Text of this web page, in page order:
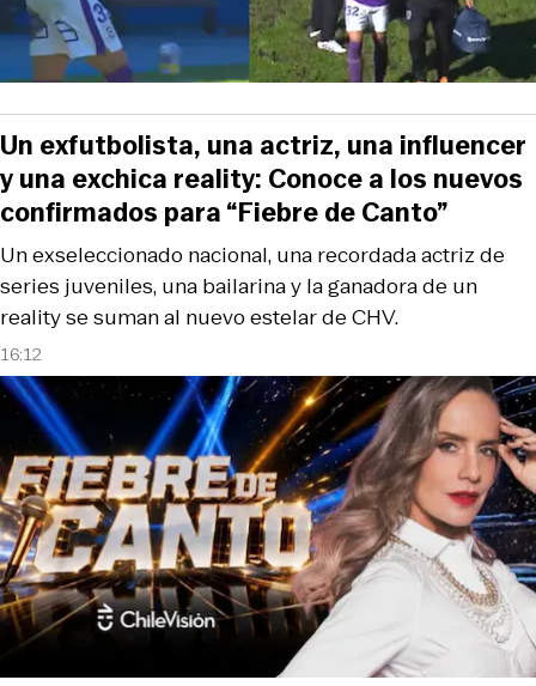
16:12
Un exseleccionado nacional, una recordada actriz de
series juveniles, una bailarina y la ganadora de un
reality se suman al nuevo estelar de CHV.
Un exfutbolista, una actriz, una influencer
y una exchica reality: Conoce a los nuevos
confirmados para “Fiebre de Canto”